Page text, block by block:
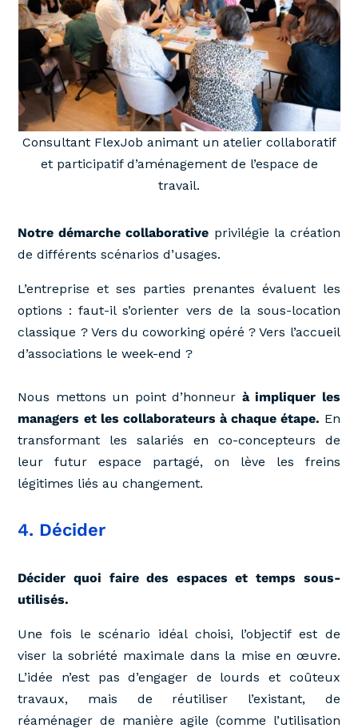
Consultant FlexJob animant un atelier collaboratif
et participatif d’aménagement de l’espace de
travail.
Notre démarche collaborative privilégie la création
de différents scénarios d’usages.
L’entreprise et ses parties prenantes évaluent les
options : faut-il s’orienter vers de la sous-location
classique ? Vers du coworking opéré ? Vers l’accueil
d’associations le week-end ?
Nous mettons un point d’honneur à impliquer les
managers et les collaborateurs à chaque étape. En
transformant les salariés en co-concepteurs de
leur futur espace partagé, on lève les freins
légitimes liés au changement.
4. Décider
Décider quoi faire des espaces et temps sous-
utilisés.
Une fois le scénario idéal choisi, l’objectif est de
viser la sobriété maximale dans la mise en œuvre.
L’idée n’est pas d’engager de lourds et coûteux
travaux, mais de réutiliser l’existant, de
réaménager de manière agile (comme l’utilisation